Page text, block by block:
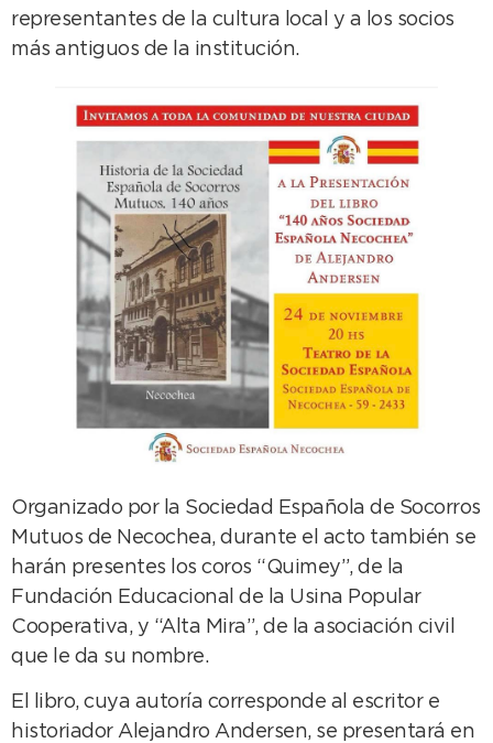
representantes de la cultura local y a los socios
más antiguos de la institución.
Organizado por la Sociedad Española de Socorros
Mutuos de Necochea, durante el acto también se
harán presentes los coros “Quimey”, de la
Fundación Educacional de la Usina Popular
Cooperativa, y “Alta Mira”, de la asociación civil
que le da su nombre.
El libro, cuya autoría corresponde al escritor e
historiador Alejandro Andersen, se presentará en